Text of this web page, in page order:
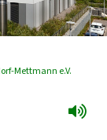
Mettmann e.V.